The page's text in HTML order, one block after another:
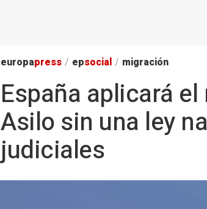
europapress / epsocial / migración
España aplicará
Asilo sin una ley
judiciales